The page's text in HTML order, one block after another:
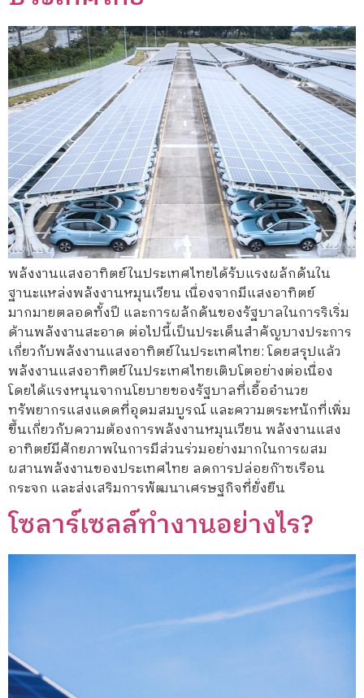
พลังงานแสงอาทิตย์ในประเทศไทยได้รับแรงผลักดันใน
ฐานะแหล่งพลังงานหมุนเวียน เนื่องจากมีแสงอาทิตย์
มากมายตลอดทั้งปี และการผลักดันของรัฐบาลในการริเริ่ม
ด้านพลังงานสะอาด ต่อไปนี้เป็นประเด็นสำคัญบางประการ
เกี่ยวกับพลังงานแสงอาทิตย์ในประเทศไทย: โดยสรุปแล้ว
พลังงานแสงอาทิตย์ในประเทศไทยเติบโตอย่างต่อเนื่อง
โดยได้แรงหนุนจากนโยบายของรัฐบาลที่เอื้ออำนวย
ทรัพยากรแสงแดดที่อุดมสมบูรณ์ และความตระหนักที่เพิ่ม
ขึ้นเกี่ยวกับความต้องการพลังงานหมุนเวียน พลังงานแสง
อาทิตย์มีศักยภาพในการมีส่วนร่วมอย่างมากในการผสม
ผสานพลังงานของประเทศไทย ลดการปล่อยก๊าซเรือน
กระจก และส่งเสริมการพัฒนาเศรษฐกิจที่ยั่งยืน
โซลาร์เซลล์ทำงานอย่างไร?